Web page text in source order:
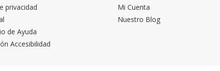
privacidad
de Ayuda
Accesibilidad
Mi Cuenta
Nuestro Blog